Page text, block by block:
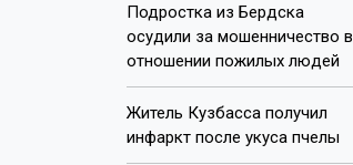
Подростка из Бердска
осудили за мошенничество в
отношении пожилых людей
Житель Кузбасса получил
инфаркт после укуса пчелы